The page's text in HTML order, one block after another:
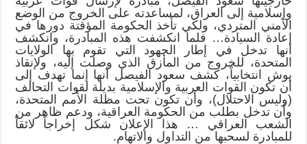
وإسلامية إلى العراق، لمساعدته على الخروج من الوضع
الأمني المتردي، ولكي تأخذ الحكومة المؤقتة دورها في
إعادة السيادة… فلما انكشفت هذه المبادرة، وانكشف
أنها تدخل في إطار الجهود التي تقوم بها الولايات
المتحدة، للخروج من المأزق الذي وصلت إليه، ولإنقاذ
بوش انتخابياً، كشف سعود الفيصل أنها إنما تهدف إلى
أن تكون القوات العربية والإسلامية بديلة لقوات التحالف
(وليس الاحتلال)، وأن تكون تحت مظلة الأمم المتحدة،
وأن تدخل بطلب من الحكومة العراقية، ودعم ظاهر من
الشعب العراقي … هذا الإعلان شكل إخراجاً لائقاً
للمبادرة لسحبها من التداول والاتهام.